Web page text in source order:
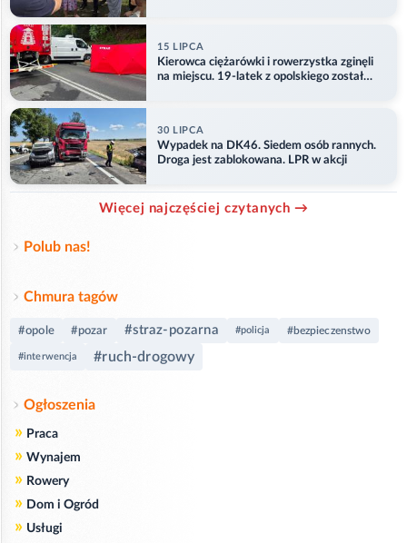
15 LIPCA
Kierowca ciężarówki i rowerzystka zginęli
na miejscu. 19-latek z opolskiego został
30 LIPCA
Wypadek na DK46. Siedem osób rannych.
Droga jest zablokowana. LPR w akcji
Więcej najczęściej czytanych →
Polub nas!
Chmura tagów
#opole #pozar #straz-pozarna #policja #bezpieczenstwo
#interwencja #ruch-drogowy
Ogłoszenia
» Praca
» Wynajem
» Rowery
» Dom i Ogród
» Usługi